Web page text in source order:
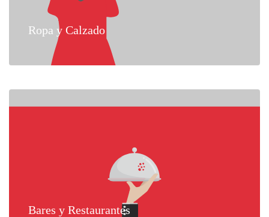
Ropa y Calzado
Bares y Restaurantes